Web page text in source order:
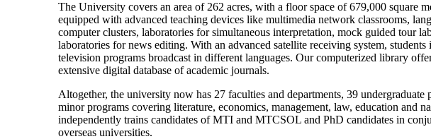
The University covers an area of 262 acres, with a floor space of 679,000 square
equipped with advanced teaching devices like multimedia network classrooms,
computer clusters, laboratories for simultaneous interpretation, mock guided tour
laboratories for news editing. With an advanced satellite receiving system,
television programs broadcast in different languages. Our computerized library
extensive digital database of academic journals.
Altogether, the university now has 27 faculties and departments, 39 undergraduate
minor programs covering literature, economics, management, law, education and
independently trains candidates of MTI and MTCSOL and PhD candidates in
overseas universities.